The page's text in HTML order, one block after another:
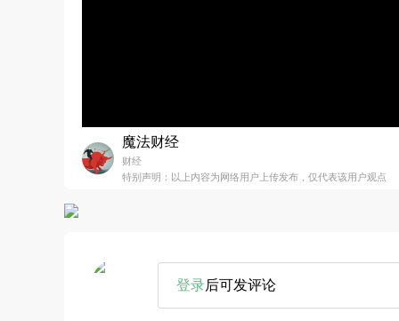
魔法财经
财经
特别声明：以上内容为网络用户上传发布，仅代表该用户观点
登录后可发评论